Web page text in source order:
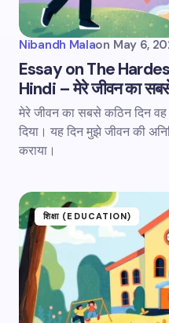
Nibandh Malaon May 6,
Essay on The
Hindi – मेरे जीवन का
मेरे जीवन का सबसे कठिन दिन
दिया। यह दिन मुझे जीवन की
कराया।
शिक्षा (EDUCATION)